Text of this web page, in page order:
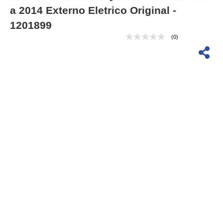
a 2014 Externo Eletrico Original -
1201899
(0)